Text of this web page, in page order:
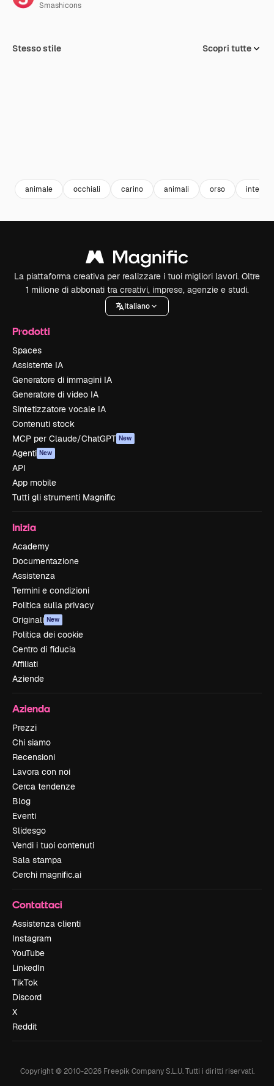
Smashicons
Stesso stile Scopri tutte
animale occhiali carino animali orso
La piattaforma creativa per realizzare i tuoi migliori lavori. Oltre
1 milione di abbonati tra creativi, imprese, agenzie e studi.
Italiano
Prodotti
Spaces
Assistente IA
Generatore di immagini IA
Generatore di video IA
Sintetizzatore vocale IA
Contenuti stock
MCP per Claude/ChatGPT New
Agenti New
API
App mobile
Tutti gli strumenti Magnific
Inizia
Academy
Documentazione
Assistenza
Termini e condizioni
Politica sulla privacy
Originali New
Politica dei cookie
Centro di fiducia
Affiliati
Aziende
Azienda
Prezzi
Chi siamo
Recensioni
Lavora con noi
Cerca tendenze
Blog
Eventi
Slidesgo
Vendi i tuoi contenuti
Sala stampa
Cerchi magnific.ai
Contattaci
Assistenza clienti
Instagram
YouTube
LinkedIn
TikTok
Discord
X
Reddit
Copyright © 2010-2026Freepik Company S.L.U. Tutti i diritti riservati.